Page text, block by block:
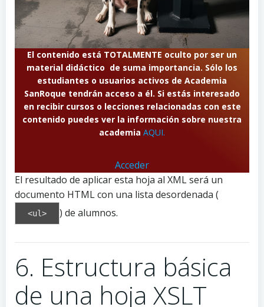
El contenido está TOTALMENTE oculto por ser un
material didáctico de suma importancia. Sólo los
estudiantes o usuarios activos de Academia
SanRoque tendrán acceso a él. Si estás interesado
en recibir cursos o lecciones relacionadas con este
contenido puedes ver la información sobre nuestra
academia AQUI.
Acceder
El resultado de aplicar esta hoja al XML será un
documento HTML con una lista desordenada (
<ul> ) de alumnos.
6. Estructura básica
de una hoja XSLT